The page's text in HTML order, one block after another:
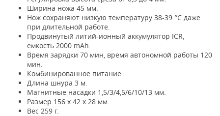
Ширина ножа 45 мм.
Нож сохраняют низкую температуру 38-39 °С даже
при длительной работе.
Продвинутый литий-ионный аккумулятор ICR,
емкость 2000 mAh.
Время зарядки 70 мин, время автономной работы 120
мин.
Комбинированное питание.
Длина шнура 3 м.
Магнитные насадки 1,5/3/4,5/6/10/13 мм.
Размер 156 х 42 х 28 мм.
Вес 259 г.